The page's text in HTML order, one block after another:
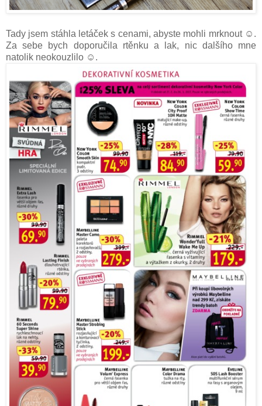
Tady jsem stáhla letáček s cenami, abyste mohli mrknout ☺.
Za sebe bych doporučila rtěnku a lak, nic dalšího mne
natolik neokouzlilo ☺.